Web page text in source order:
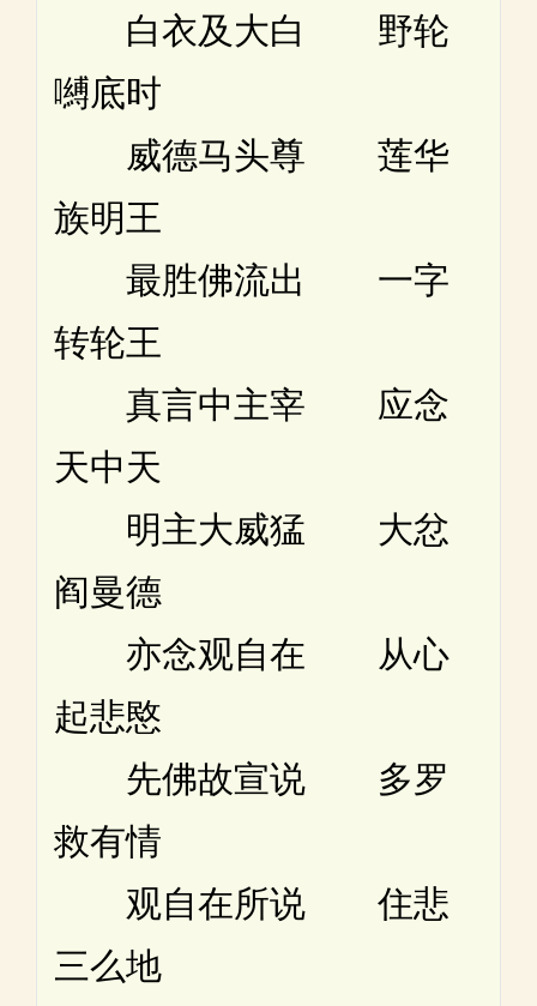
白衣及大白 野轮
嚩底时
威德马头尊 莲华
族明王
最胜佛流出 一字
转轮王
真言中主宰 应念
天中天
明主大威猛 大忿
阎曼德
亦念观自在 从心
起悲愍
先佛故宣说 多罗
救有情
观自在所说 住悲
三么地